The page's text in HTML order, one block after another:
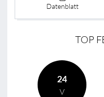
Datenblatt
TOP
24
V